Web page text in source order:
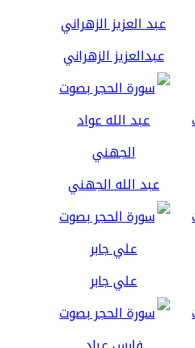
عبدالعزيز الزهراني
عبد الله الجهني
علي جابر